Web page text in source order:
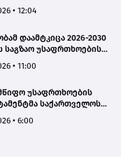
შემოსავლების
• 12:04
დაამტკიცა 2026-2030
საგზაო უსაფრთხოების
გეგმა – თამარ
• 11:00
უსაფრთხოების
საქართველოს
საბოტაჟის მუხლით
• 6:00